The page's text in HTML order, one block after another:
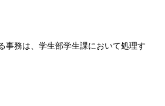
事務は、学生部学生課において処理す